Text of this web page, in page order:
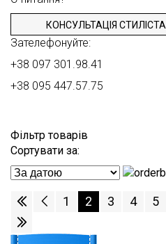
КОНСУЛЬТАЦІЯ СТИЛІСТА
Зателефонуйте:
+38 097 301.98.41
+38 095 447.57.75
Фільтр товарів
Сортувати за:
1 2 3 4 5